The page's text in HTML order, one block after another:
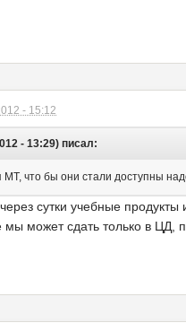
- 15:12
- 13:29) писал:
МТ, что бы они стали доступны
сутки учебные
может сдать только в ЦД,